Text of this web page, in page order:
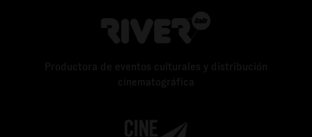
Productora de eventos culturales y distribución
cinematográfica